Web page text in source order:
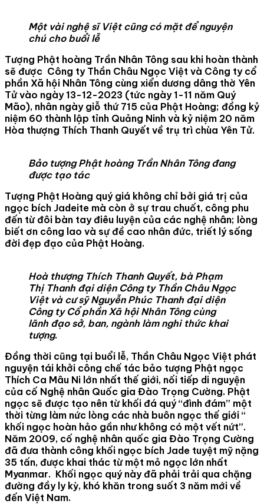
Một vài nghệ sĩ Việt cũng có mặt để nguyện
chú cho buổi lễ
Tượng Phật hoàng Trần Nhân Tông sau khi hoàn thành
sẽ được Công ty Thần Châu Ngọc Việt và Công ty cổ
phần Xã hội Nhân Tông cùng xiển dương dâng thờ Yên
Tử vào ngày 13-12-2023 (tức ngày 1-11 năm Quý
Mão), nhân ngày giỗ thứ 715 của Phật Hoàng; đồng kỷ
niệm 60 thành lập tỉnh Quảng Ninh và kỷ niệm 20 năm
Hòa thượng Thích Thanh Quyết về trụ trì chùa Yên Tử.
Bảo tượng Phật hoàng Trần Nhân Tông đang
được tạo tác
Tượng Phật Hoàng quý giá không chỉ bởi giá trị của
ngọc bích Jadeite mà còn ở sự trau chuốt, công phu
đến từ đôi bàn tay điêu luyện của các nghệ nhân; lòng
biết ơn công lao và sự đề cao nhân đức, triết lý sống
đời đẹp đạo của Phật Hoàng.
Hoà thượng Thích Thanh Quyết, bà Phạm
Thị Thanh đại diện Công ty Thần Châu Ngọc
Việt và cư sỹ Nguyễn Phúc Thanh đại diện
Công ty Cổ phần Xã hội Nhân Tông cùng
lãnh đạo sở, ban, ngành làm nghi thức khai
tượng.
Đồng thời cũng tại buổi lễ, Thần Châu Ngọc Việt phát
nguyện tái khởi công chế tác bảo tượng Phật ngọc
Thích Ca Mâu Ni lớn nhất thế giới, nối tiếp di nguyện
của cố Nghệ nhân Quốc gia Đào Trọng Cường. Phật
ngọc sẽ được tạo nên từ khối đá quý “đình đám” một
thời từng làm nức lòng các nhà buôn ngọc thế giới “
khối ngọc hoàn hảo gần như không có một vết nứt”.
Năm 2009, cố nghệ nhân quốc gia Đào Trọng Cường
đã đưa thành công khối ngọc bích Jade tuyệt mỹ nặng
35 tấn, được khai thác từ một mỏ ngọc lớn nhất
Myanmar. Khối ngọc quý này đã phải trải qua chặng
đường đầy ly kỳ, khó khăn trong suốt 3 năm mới về
đến Việt Nam.